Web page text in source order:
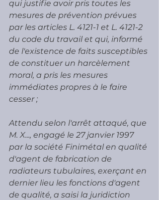
qui justifie avoir pris toutes les
mesures de prévention prévues
par les articles L. 4121-1 et L. 4121-2
du code du travail et qui, informé
de l'existence de faits susceptibles
de constituer un harcèlement
moral, a pris les mesures
immédiates propres à le faire
cesser ;
Attendu selon l'arrêt attaqué, que
M. X..., engagé le 27 janvier 1997
par la société Finimétal en qualité
d'agent de fabrication de
radiateurs tubulaires, exerçant en
dernier lieu les fonctions d'agent
de qualité, a saisi la juridiction